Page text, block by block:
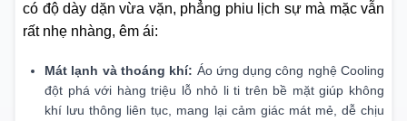
có độ dày dặn vừa vặn, phẳng phiu lịch sự mà mặc vẫn
rất nhẹ nhàng, êm ái:
Mát lạnh và thoáng khí: Áo ứng dụng công nghệ Cooling
đột phá với hàng triệu lỗ nhỏ li ti trên bề mặt giúp không
khí lưu thông liên tục, mang lại cảm giác mát mẻ, dễ chịu